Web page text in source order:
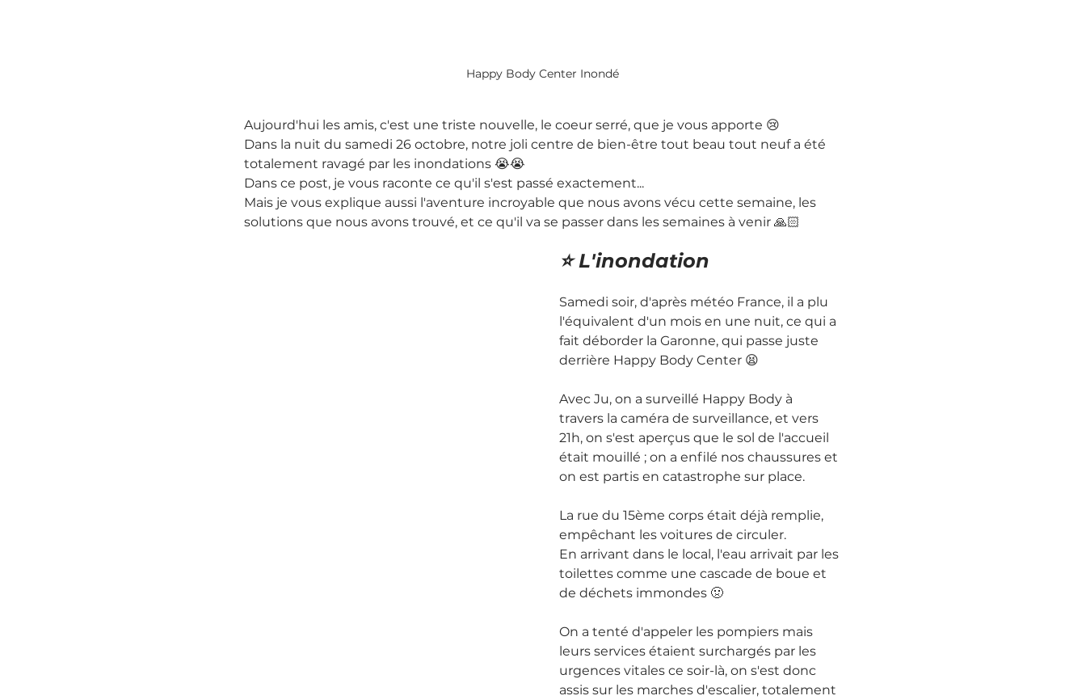
Happy Body Center Inondé
Aujourd'hui les amis, c'est une triste nouvelle, le coeur serré, que je vous apporte 😢
Dans la nuit du samedi 26 octobre, notre joli centre de bien-être tout beau tout neuf a été
totalement ravagé par les inondations 😭😭
Dans ce post, je vous raconte ce qu'il s'est passé exactement...
Mais je vous explique aussi l'aventure incroyable que nous avons vécu cette semaine, les
solutions que nous avons trouvé, et ce qu'il va se passer dans les semaines à venir 🙏🏻
⭐️ L'inondation
Samedi soir, d'après météo France, il a plu
l'équivalent d'un mois en une nuit, ce qui a
fait déborder la Garonne, qui passe juste
derrière Happy Body Center 😫
Avec Ju, on a surveillé Happy Body à
travers la caméra de surveillance, et vers
21h, on s'est aperçus que le sol de l'accueil
était mouillé ; on a enfilé nos chaussures et
on est partis en catastrophe sur place.
La rue du 15ème corps était déjà remplie,
empêchant les voitures de circuler.
En arrivant dans le local, l'eau arrivait par les
toilettes comme une cascade de boue et
de déchets immondes 🤢
On a tenté d'appeler les pompiers mais
leurs services étaient surchargés par les
urgences vitales ce soir-là, on s'est donc
assis sur les marches d'escalier, totalement